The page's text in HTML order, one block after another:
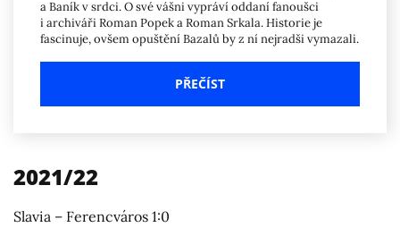
a Baník v srdci. O své vášni vypráví oddaní fanoušci
i archiváři Roman Popek a Roman Srkala. Historie je
fascinuje, ovšem opuštění Bazalů by z ní nejradši vymazali.
PŘEČÍST
2021/22
Slavia – Ferencváros 1:0